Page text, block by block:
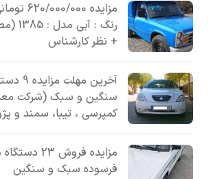
مزایده
رنگ :
+ نظر کارشناس
آخرین
سنگین و سبک (شرکت
کمپرسی ، تیبا، سمند و
مزایده فروش
فرسوده سبک و سنگین